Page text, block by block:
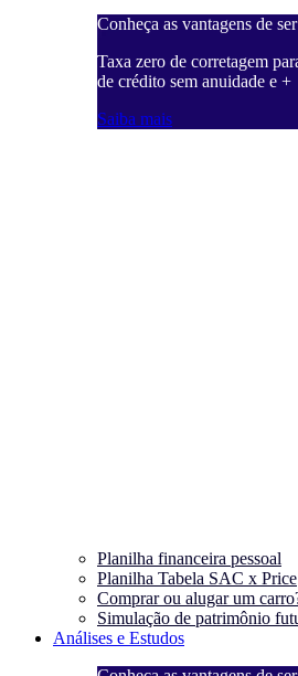
Conheça as vantagens de
Taxa zero de corretagem
de crédito sem anuidade e +
Saiba mais
Planilha financeira pessoal
Planilha Tabela SAC x Price
Comprar ou alugar um
Simulação de patrimônio
Análises e Estudos